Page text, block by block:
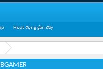
Hoạt động gần đây